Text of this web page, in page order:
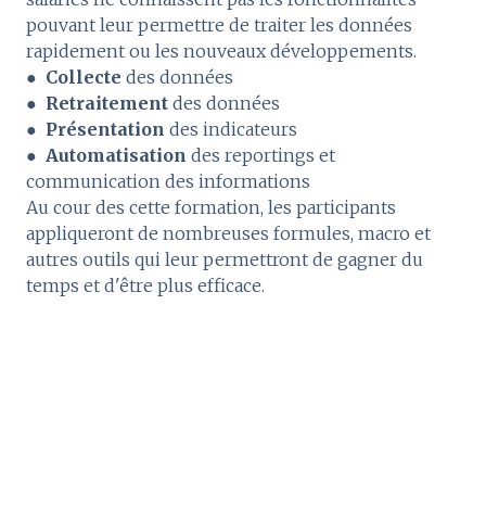
pouvant leur permettre de traiter les données
rapidement ou les nouveaux développements.
● Collecte des données
● Retraitement des données
● Présentation des indicateurs
● Automatisation des reportings et
communication des informations
Au cour des cette formation, les participants
appliqueront de nombreuses formules, macro et
autres outils qui leur permettront de gagner du
temps et d'être plus efficace.